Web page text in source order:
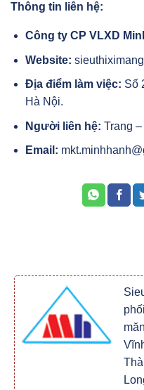
Thông tin liên hệ:
Công ty CP VLXD
Website:
Địa điểm làm việc: Số
Hà Nội.
Người liên hệ: Trang
Email: